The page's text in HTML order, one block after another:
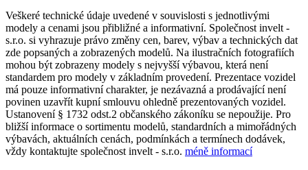
Veškeré technické údaje uvedené v souvislosti s jednotlivými
modely a cenami jsou přibližné a informativní. Společnost invelt -
s.r.o. si vyhrazuje právo změny cen, barev, výbav a technických dat
zde popsaných a zobrazených modelů. Na ilustračních fotografiích
mohou být zobrazeny modely s nejvyšší výbavou, která není
standardem pro modely v základním provedení. Prezentace vozidel
má pouze informativní charakter, je nezávazná a prodávající není
povinen uzavřít kupní smlouvu ohledně prezentovaných vozidel.
Ustanovení § 1732 odst.2 občanského zákoníku se nepoužije. Pro
bližší informace o sortimentu modelů, standardních a mimořádných
výbavách, aktuálních cenách, podmínkách a termínech dodávek,
vždy kontaktujte společnost invelt - s.r.o. méně informací